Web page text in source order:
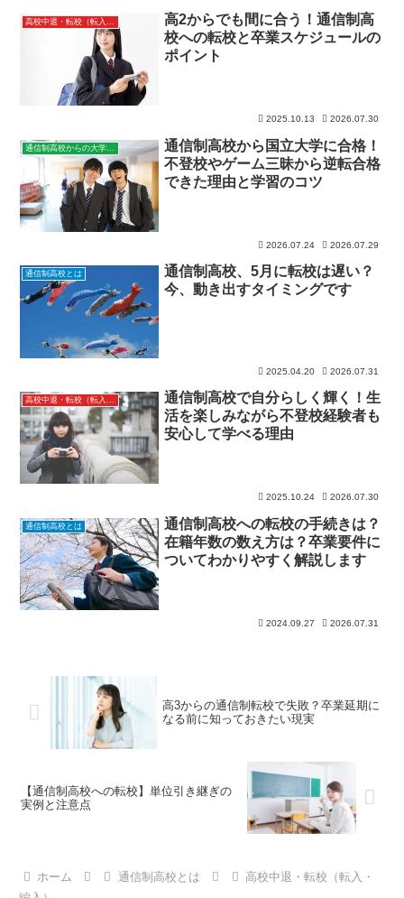
高校中退・転校（転入・編入）
高2からでも間に合う！通信制高
校への転校と卒業スケジュールの
ポイント
2025.10.13 2026.07.30
通信制高校から国立大学に合格！
不登校やゲーム三昧から逆転合格
できた理由と学習のコツ
2026.07.24 2026.07.29
通信制高校とは
通信制高校、5月に転校は遅い？
今、動き出すタイミングです
2025.04.20 2026.07.31
高校中退・転校（転入・編入）
通信制高校で自分らしく輝く！生
活を楽しみながら不登校経験者も
安心して学べる理由
2025.10.24 2026.07.30
通信制高校とは
通信制高校への転校の手続きは？
在籍年数の数え方は？卒業要件に
ついてわかりやすく解説します
2024.09.27 2026.07.31
高3からの通信制転校で失敗？卒業延期に
なる前に知っておきたい現実
【通信制高校への転校】単位引き継ぎの
実例と注意点
ホーム 通信制高校とは
高校中退・転校（転入・